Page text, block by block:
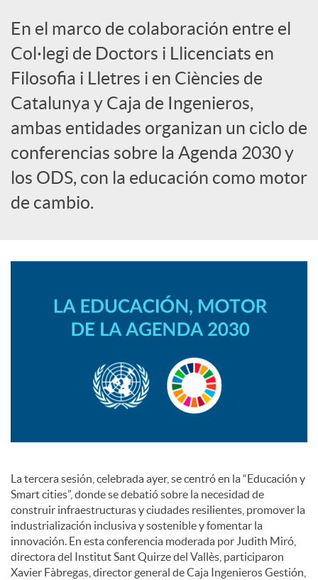
S
o
c
i
a
En el marco de colaboración entre el
Col·legi de Doctors i Llicenciats en
Filosofia i Lletres i en Ciències de
Catalunya y Caja de Ingenieros,
ambas entidades organizan un ciclo de
conferencias sobre la Agenda 2030 y
los ODS, con la educación como motor
de cambio.
La tercera sesión, celebrada ayer, se centró en la “Educación y
Smart cities”, donde se debatió sobre la necesidad de
construir infraestructuras y ciudades resilientes, promover la
industrialización inclusiva y sostenible y fomentar la
innovación. En esta conferencia moderada por Judith Miró,
directora del Institut Sant Quirze del Vallès, participaron
Xavier Fàbregas, director general de Caja Ingenieros Gestión,